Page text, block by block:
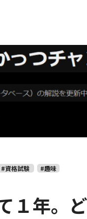
#資格試験 #趣味
１年。